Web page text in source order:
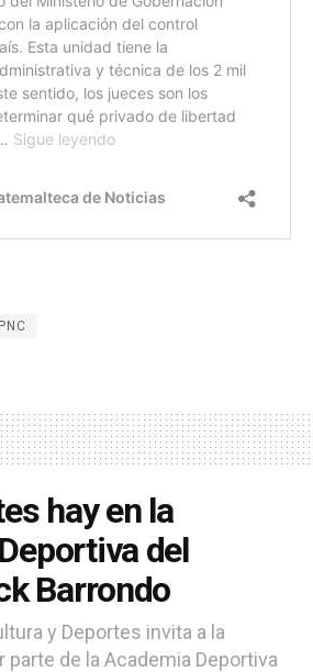
PNC
hay en la
del
Barrondo
y Deportes invita a la
parte de la Academia Deportiva